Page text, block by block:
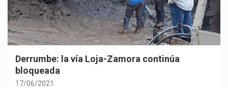
Derrumbe: la vía Loja-Zamora continúa
bloqueada
17/06/2021